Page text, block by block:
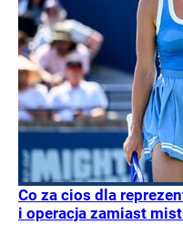
Co za cios dla
i operacja zamiast